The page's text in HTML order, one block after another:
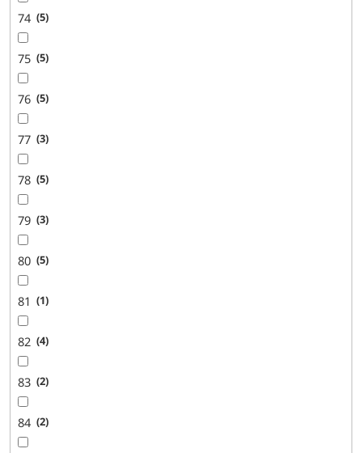
74 5
75 5
76 5
77 3
78 5
79 3
80 5
81 1
82 4
83 2
84 2